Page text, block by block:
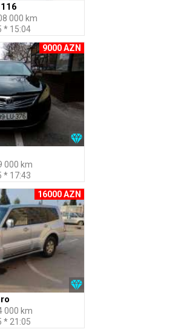
000 km
* 15:04
9000 AZN
000 km
* 17:43
16000 AZN
000 km
* 21:05